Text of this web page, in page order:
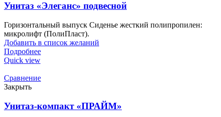
Унитаз «Элеганс» подвесной
Горизонтальный выпуск Сиденье жесткий полипропилен:
микролифт (ПолиПласт).
Добавить в список желаний
Подробнее
Quick view
Сравнение
Закрыть
Унитаз-компакт «ПРАЙМ»